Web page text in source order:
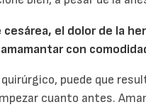
cesárea, el dolor de la
con
puede que
cuanto antes.